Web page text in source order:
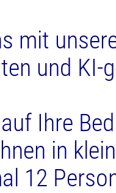
mit
und
Ihre
in
12